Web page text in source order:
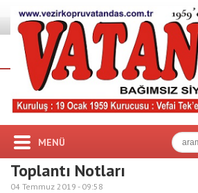
MENÜ
Toplantı Notları
04 Temmuz 2019 - 09:58